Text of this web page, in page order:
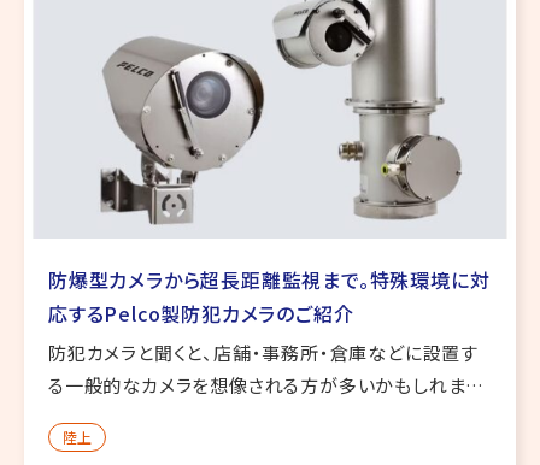
防爆型カメラから超長距離監視まで。特殊環境に対
応するPelco製防犯カメラのご紹介
防犯カメラと聞くと、店舗・事務所・倉庫などに設置す
る一般的なカメラを想像される方が多いかもしれませ
ん。 しかし、実際の現場では、通常の防犯カメラでは対
応が難しい環境があります。 たとえば、可燃性ガスや粉
陸上